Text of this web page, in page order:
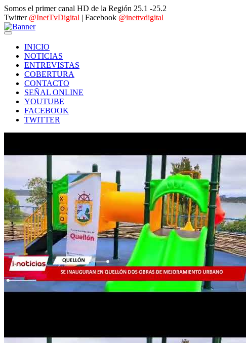
Somos el primer canal HD de la Región 25.1 -25.2
Twitter @InetTvDigital | Facebook @inettvdigital
INICIO
NOTICIAS
ENTREVISTAS
COBERTURA
CONTACTO
SEÑAL ONLINE
YOUTUBE
FACEBOOK
TWITTER